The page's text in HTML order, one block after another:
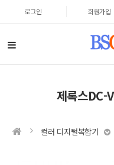
로그인 회원가입
제록스DC-
컬러 디지털복합기